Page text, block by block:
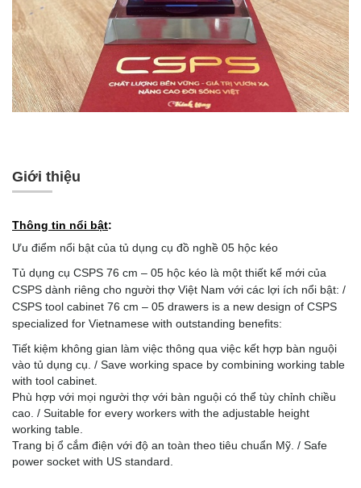
Giới thiệu
Thông tin nổi bật:
Ưu điểm nổi bật của tủ dụng cụ đồ nghề 05 hộc kéo
Tủ dụng cụ CSPS 76 cm – 05 hộc kéo là một thiết kế mới của
CSPS dành riêng cho người thợ Việt Nam với các lợi ích nổi bật: /
CSPS tool cabinet 76 cm – 05 drawers is a new design of CSPS
specialized for Vietnamese with outstanding benefits:
Tiết kiệm không gian làm việc thông qua việc kết hợp bàn nguội
vào tủ dụng cụ. / Save working space by combining working table
with tool cabinet.
Phù hợp với mọi người thợ với bàn nguội có thể tùy chỉnh chiều
cao. / Suitable for every workers with the adjustable height
working table.
Trang bị ổ cắm điện với độ an toàn theo tiêu chuẩn Mỹ. / Safe
power socket with US standard.